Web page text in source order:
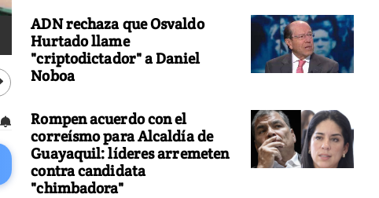
ADN rechaza que Osvaldo
Hurtado llame
"criptodictador" a Daniel
Noboa
Rompen acuerdo con el
correísmo para Alcaldía de
Guayaquil: líderes arremeten
contra candidata
"chimbadora"